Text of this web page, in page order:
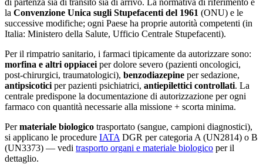
la Convenzione Unica sugli Stupefacenti del 1961 (ONU) e le
successive modifiche; ogni Paese ha proprie autorità competenti (in
Italia: Ministero della Salute, Ufficio Centrale Stupefacenti).
Per il rimpatrio sanitario, i farmaci tipicamente da autorizzare sono:
morfina e altri oppiacei per dolore severo (pazienti oncologici,
post-chirurgici, traumatologici), benzodiazepine per sedazione,
antipsicotici per pazienti psichiatrici, antiepilettici controllati. La
centrale predispone la documentazione di autorizzazione per ogni
farmaco con quantità necessarie alla missione + scorta minima.
Permateriale biologico trasportato (sangue, campioni diagnostici),
si applicano le procedure IATA DGR per categoria A (UN2814) o B
(UN3373) — vedi trasporto organi e materiale biologico per il
dettaglio.